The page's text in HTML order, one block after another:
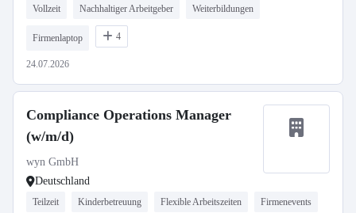
Vollzeit Nachhaltiger Arbeitgeber Weiterbildungen
Firmenlaptop 4
24.07.2026
Compliance Operations Manager
(w/m/d)
wyn GmbH
Deutschland
Teilzeit Kinderbetreuung Flexible Arbeitszeiten Firmenevents